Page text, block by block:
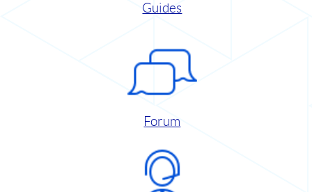
Guides
Forum